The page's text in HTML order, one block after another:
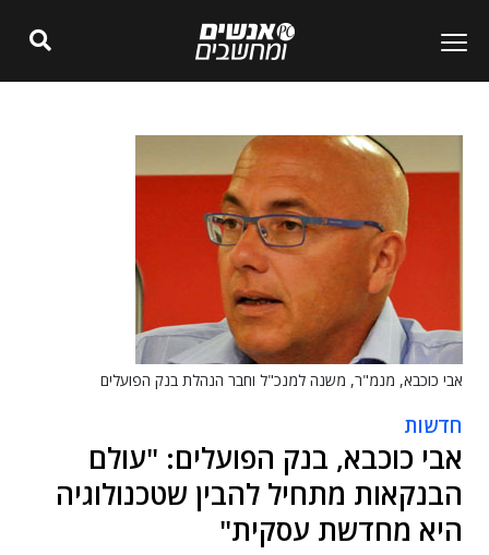
אבי כוכבא, מנמ"ר, משנה למנכ"ל וחבר הנהלת בנק הפועלים
חדשות
אבי כוכבא, בנק הפועלים: "עולם
הבנקאות מתחיל להבין שטכנולוגיה
היא מחדשת עסקית"